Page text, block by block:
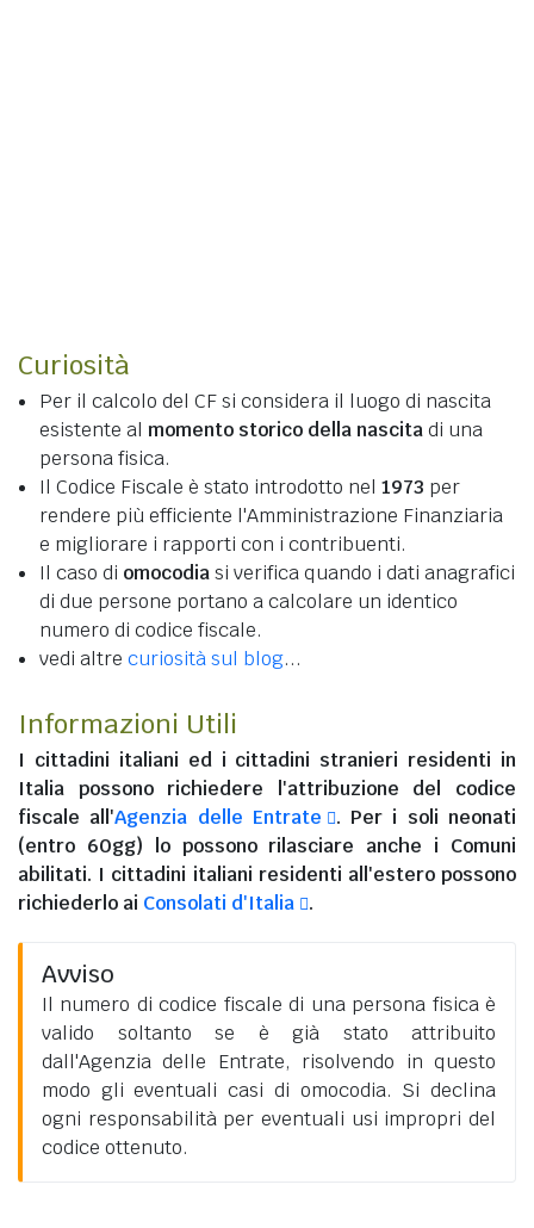
Curiosità
Per il calcolo del CF si considera il luogo di nascita
esistente al momento storico della nascitadi una
persona fisica.
Il Codice Fiscale è stato introdotto nel 1973 per
rendere più efficiente l'Amministrazione Finanziaria
e migliorare i rapporti con i contribuenti.
Il caso di omocodiasi verifica quando i dati anagrafici
di due persone portano a calcolare un identico
numero di codice fiscale.
vedi altre curiosità sul blog...
Informazioni Utili
I cittadini italiani ed i cittadini stranieri residenti in
Italia possono richiedere l'attribuzione del codice
fiscale all'Agenzia delle Entrate
. Per i soli neonati
(entro 60gg) lo possono rilasciare anche i Comuni
abilitati. I cittadini italiani residenti all'esteropossono
richiederlo ai Consolati d'Italia .
Avviso
Il numero di codice fiscale di una persona fisica è
valido soltanto se è già stato attribuito
dall'Agenzia delle Entrate, risolvendo in questo
modo gli eventuali casi di omocodia. Si declina
ogni responsabilità per eventuali usi impropri del
codice ottenuto.